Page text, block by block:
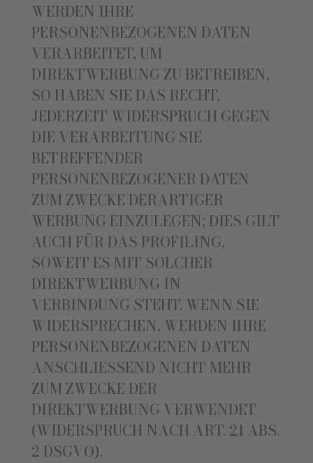
WERDEN IHRE
PERSONENBEZOGENEN DATEN
VERARBEITET, UM
DIREKTWERBUNG ZU BETREIBEN,
SO HABEN SIE DAS RECHT,
JEDERZEIT WIDERSPRUCH GEGEN
DIE VERARBEITUNG SIE
BETREFFENDER
PERSONENBEZOGENER DATEN
ZUM ZWECKE DERARTIGER
WERBUNG EINZULEGEN; DIES GILT
AUCH FÜR DAS PROFILING,
SOWEIT ES MIT SOLCHER
DIREKTWERBUNG IN
VERBINDUNG STEHT. WENN SIE
WIDERSPRECHEN, WERDEN IHRE
PERSONENBEZOGENEN DATEN
ANSCHLIESSEND NICHT MEHR
ZUM ZWECKE DER
DIREKTWERBUNG VERWENDET
(WIDERSPRUCH NACH ART. 21 ABS.
2 DSGVO).